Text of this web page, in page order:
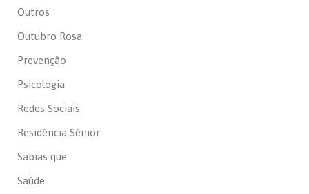
Outros
Outubro Rosa
Prevenção
Psicologia
Redes Sociais
Residência Sénior
Sabias que
Saúde